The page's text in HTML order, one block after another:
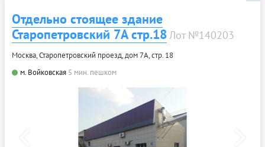
Отдельно стоящее здание
Старопетровский 7А стр.18Лот №140203
Москва, Старопетровский проезд, дом 7А, стр. 18
м. Войковская 5 мин. пешком